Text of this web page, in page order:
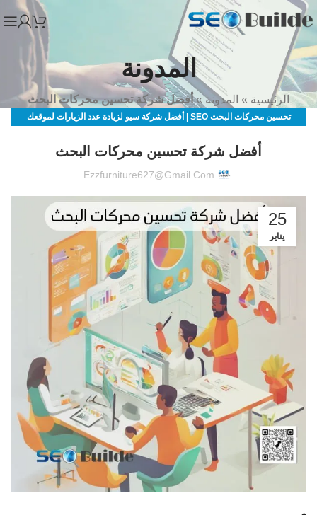
المدونة
الرئيسية » المدونة»أفضل شركة تحسين محركات البحث
تحسين محركات البحث SEO | أفضل شركة سيو لزيادة عدد الزيارات لموقعك
أفضل شركة تحسين محركات البحث
Ezzfurniture627@gmail.com
25
يناير